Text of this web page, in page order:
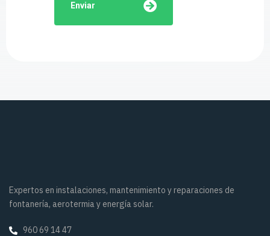
Enviar
Expertos en instalaciones, mantenimiento y reparaciones de
fontanería, aerotermia y energía solar.
960 69 14 47